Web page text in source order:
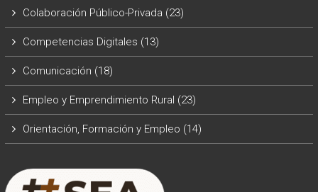
Colaboración Público-Privada (23)
Competencias Digitales (13)
Comunicación (18)
Empleo y Emprendimiento Rural (23)
Orientación, Formación y Empleo (14)